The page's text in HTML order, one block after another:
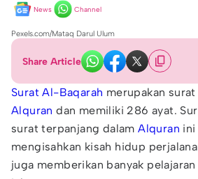
News Channel
Pexels.com/Mataq Darul Ulum
Share Article
Surat Al-Baqarah merupakan
Alquran dan memiliki 286 ayat.
surat terpanjang dalamAlquran ini
mengisahkan kisah hidup
juga memberikan banyak